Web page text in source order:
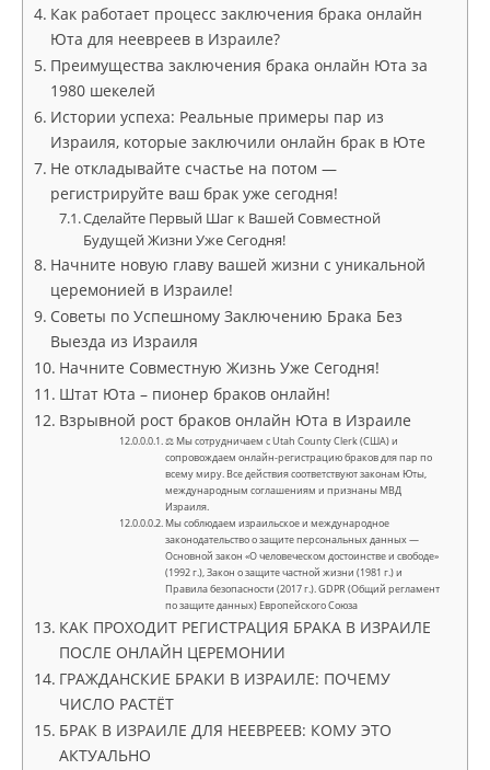
Как работает процесс заключения брака онлайн
Юта для неевреев в Израиле?
Преимущества заключения брака онлайн Юта за
1980 шекелей
Истории успеха: Реальные примеры пар из
Израиля, которые заключили онлайн брак в Юте
Не откладывайте счастье на потом —
регистрируйте ваш брак уже сегодня!
Сделайте Первый Шаг к Вашей Совместной
Будущей Жизни Уже Сегодня!
Начните новую главу вашей жизни с уникальной
церемонией в Израиле!
Советы по Успешному Заключению Брака Без
Выезда из Израиля
Начните Совместную Жизнь Уже Сегодня!
Штат Юта – пионер браков онлайн!
Взрывной рост браков онлайн Юта в Израиле
⚖ Мы сотрудничаем с Utah County Clerk (США) и
сопровождаем онлайн-регистрацию браков для пар по
всему миру. Все действия соответствуют законам Юты,
международным соглашениям и признаны МВД
Израиля.
Мы соблюдаем израильское и международное
законодательство о защите персональных данных —
Основной закон «О человеческом достоинстве и свободе»
(1992 г.), Закон о защите частной жизни (1981 г.) и
Правила безопасности (2017 г.). GDPR (Общий регламент
по защите данных) Европейского Союза
КАК ПРОХОДИТ РЕГИСТРАЦИЯ БРАКА В ИЗРАИЛЕ
ПОСЛЕ ОНЛАЙН ЦЕРЕМОНИИ
ГРАЖДАНСКИЕ БРАКИ В ИЗРАИЛЕ: ПОЧЕМУ
ЧИСЛО РАСТЁТ
БРАК В ИЗРАИЛЕ ДЛЯ НЕЕВРЕЕВ: КОМУ ЭТО
АКТУАЛЬНО